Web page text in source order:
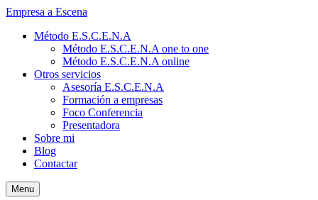
Empresa a Escena
Método E.S.C.E.N.A
Método E.S.C.E.N.A one to one
Método E.S.C.E.N.A online
Otros servicios
Asesoría E.S.C.E.N.A
Formación a empresas
Foco Conferencia
Presentadora
Sobre mi
Blog
Contactar
Menu